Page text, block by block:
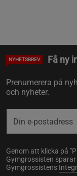
NYHETSBREV Få ny
Prenumerera på
och nyheter.
Genom att klicka på
Gymgrossisten
Gymgrossistens